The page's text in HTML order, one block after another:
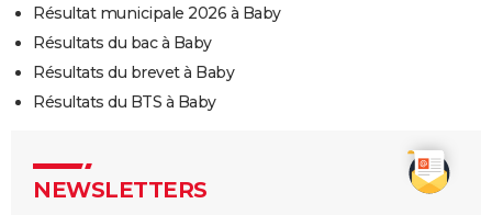
Résultat municipale 2026 à Baby
Résultats du bac à Baby
Résultats du brevet à Baby
Résultats du BTS à Baby
NEWSLETTERS